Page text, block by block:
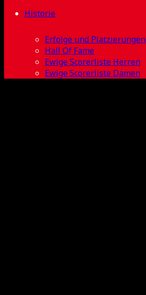
Historie
Erfolge und Platzierungen
Hall Of Fame
Ewige Scorerliste Herren
Ewige Scorerliste Damen